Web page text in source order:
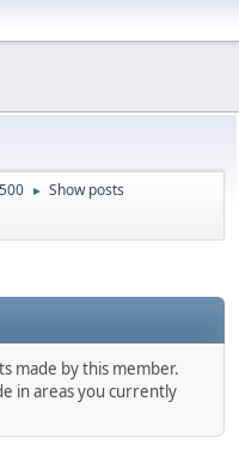
► Show posts
made by this member.
in areas you currently